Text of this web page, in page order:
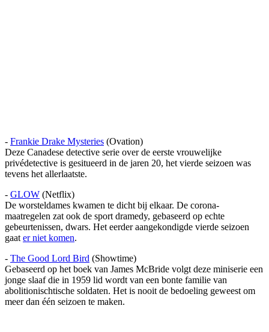
- Frankie Drake Mysteries (Ovation)
Deze Canadese detective serie over de eerste vrouwelijke
privédetective is gesitueerd in de jaren 20, het vierde seizoen was
tevens het allerlaatste.
- GLOW (Netflix)
De worsteldames kwamen te dicht bij elkaar. De corona-
maatregelen zat ook de sport dramedy, gebaseerd op echte
gebeurtenissen, dwars. Het eerder aangekondigde vierde seizoen
gaat er niet komen.
- The Good Lord Bird (Showtime)
Gebaseerd op het boek van James McBride volgt deze miniserie een
jonge slaaf die in 1959 lid wordt van een bonte familie van
abolitionischtische soldaten. Het is nooit de bedoeling geweest om
meer dan één seizoen te maken.